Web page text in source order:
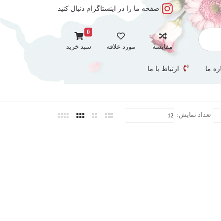
صفحه ما را در اینستاگرام دنبال کنید
مقایسه مورد علاقه
0
سبد خرید
ما ارتباط با ما
تعداد نمایش: